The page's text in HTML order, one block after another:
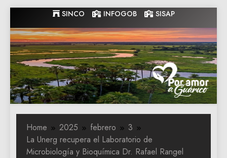
to
content
SINCO INFOGOB SISAP
Gobernacion
de Guarico
Gobernacion de Guarico
Home 2025 febrero
3
La Unerg recupera el Laboratorio de
Microbiología y Bioquímica Dr. Rafael Rangel